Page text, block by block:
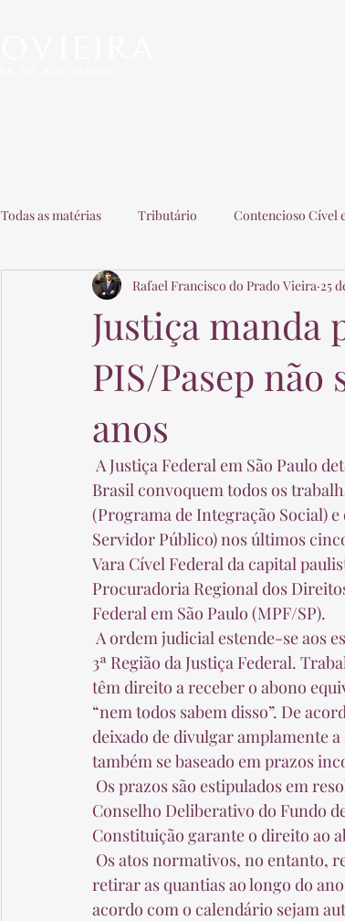
Todas as matérias Tributário Contencioso Cível
Recuperação de Empresas Advogados
Justiça manda
PIS/Pasep não
anos
Rafael Francisco do Prado Vieira 25
Brasil convoquem todos os
(Programa de Integração Social)
Servidor Público) nos últimos
Vara Cível Federal da capital
Procuradoria Regional dos
Federal em São Paulo (MPF/SP).
3ª Região da Justiça Federal.
têm direito a receber o abono
“nem todos sabem disso”. De
deixado de divulgar amplamente
também se baseado em prazos
Conselho Deliberativo do Fundo
Constituição garante o direito ao
retirar as quantias ao longo do
acordo com o calendário sejam